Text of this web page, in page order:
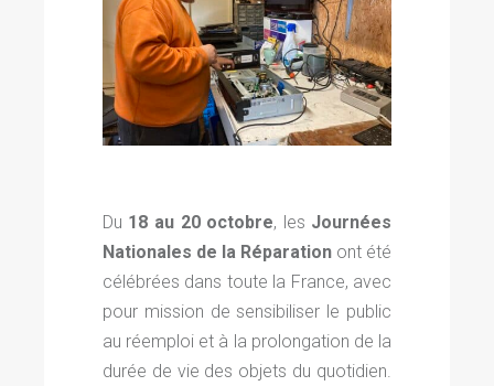
Du 18 au 20 octobre, les Journées
Nationales de la Réparation ont été
célébrées dans toute la France, avec
pour mission de sensibiliser le public
au réemploi et à la prolongation de la
durée de vie des objets du quotidien.